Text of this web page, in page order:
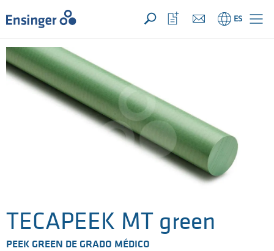
SU CONSULTA ({{productCount}} Products)ABRIR
Inicio ES
Abrir
lista
de
TECAPEEK MT green
PEEK GREEN DE GRADO MÉDICO